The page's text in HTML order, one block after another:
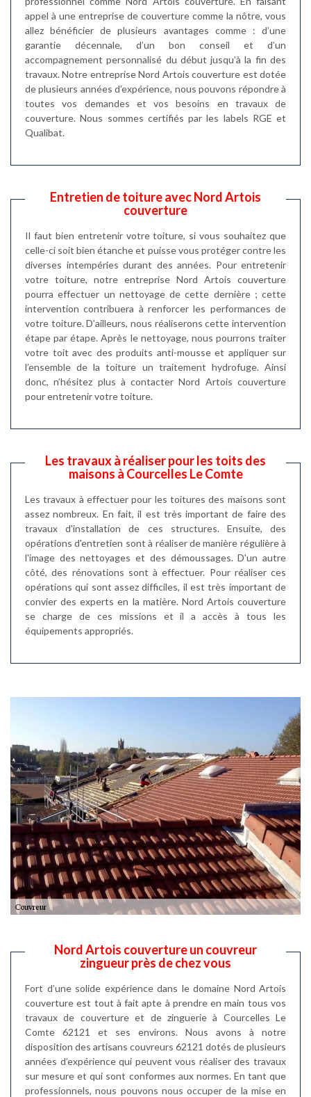
appel à une entreprise de couverture comme la nôtre, vous
allez bénéficier de plusieurs avantages comme : d’une
garantie décennale, d’un bon conseil et d’un
accompagnement personnalisé du début jusqu’à la fin des
travaux. Notre entreprise Nord Artois couverture est dotée
de plusieurs années d’expérience, nous pouvons répondre à
toutes vos demandes et vos besoins en travaux de
couverture. Nous sommes certifiés par les labels RGE et
Qualibat.
Entretien de toiture avec Nord Artois
couverture
Il faut bien entretenir votre toiture, si vous souhaitez que
celle-ci soit bien étanche et puisse vous protéger contre les
diverses intempéries durant des années. Pour entretenir
votre toiture, notre entreprise Nord Artois couverture
pourra effectuer un nettoyage de cette dernière ; cette
intervention contribuera à renforcer les performances de
votre toiture. D’ailleurs, nous réaliserons cette intervention
étape par étape. Après le nettoyage, nous pourrons traiter
votre toit avec des produits anti-mousse et appliquer sur
l’ensemble de la toiture un traitement hydrofuge. Ainsi
donc, n’hésitez plus à contacter Nord Artois couverture
pour entretenir votre toiture.
Les travaux à réaliser pour les toits des
maisons à Courcelles Le Comte
Les travaux à effectuer pour les toitures des maisons sont
assez nombreux. En fait, il est très important de faire des
travaux d'installation de ces structures. Ensuite, des
opérations d'entretien sont à réaliser de manière régulière à
l'image des nettoyages et des démoussages. D'un autre
côté, des rénovations sont à effectuer. Pour réaliser ces
opérations qui sont assez difficiles, il est très important de
convier des experts en la matière. Nord Artois couverture
se charge de ces missions et il a accès à tous les
équipements appropriés.
Nord Artois couverture un couvreur
zingueur près de chez vous
Fort d’une solide expérience dans le domaine Nord Artois
couverture est tout à fait apte à prendre en main tous vos
travaux de couverture et de zinguerie à Courcelles Le
Comte 62121 et ses environs. Nous avons à notre
disposition des artisans couvreurs 62121 dotés de plusieurs
années d’expérience qui peuvent vous réaliser des travaux
sur mesure et qui sont conformes aux normes. En tant que
professionnels, nous pouvons nous occuper de la mise en